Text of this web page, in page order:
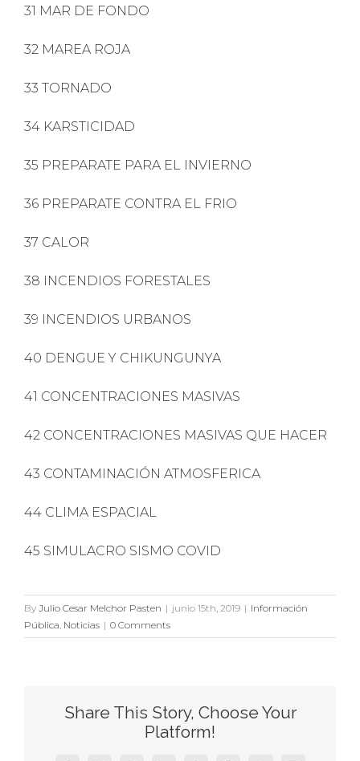
31 MAR DE FONDO
32 MAREA ROJA
33 TORNADO
34 KARSTICIDAD
35 PREPARATE PARA EL INVIERNO
36 PREPARATE CONTRA EL FRIO
37 CALOR
38 INCENDIOS FORESTALES
39 INCENDIOS URBANOS
40 DENGUE Y CHIKUNGUNYA
41 CONCENTRACIONES MASIVAS
42 CONCENTRACIONES MASIVAS QUE HACER
43 CONTAMINACIÓN ATMOSFERICA
44 CLIMA ESPACIAL
45 SIMULACRO SISMO COVID
By Julio Cesar Melchor Pasten | junio 15th, 2019 | Información
Pública Noticias | 0 Comments
Share This Story, Choose Your
Platform!